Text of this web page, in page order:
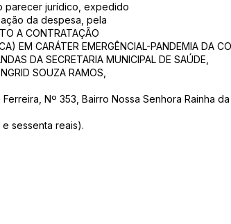
parecer jurídico, expedido
da despesa, pela
A CONTRATAÇÃO
EM CARÁTER EMERGÊNCIAL-PANDEMIA DA
DA SECRETARIA MUNICIPAL DE SAÚDE,
SOUZA RAMOS,
Nº 353, Bairro Nossa Senhora Rainha
e sessenta reais).